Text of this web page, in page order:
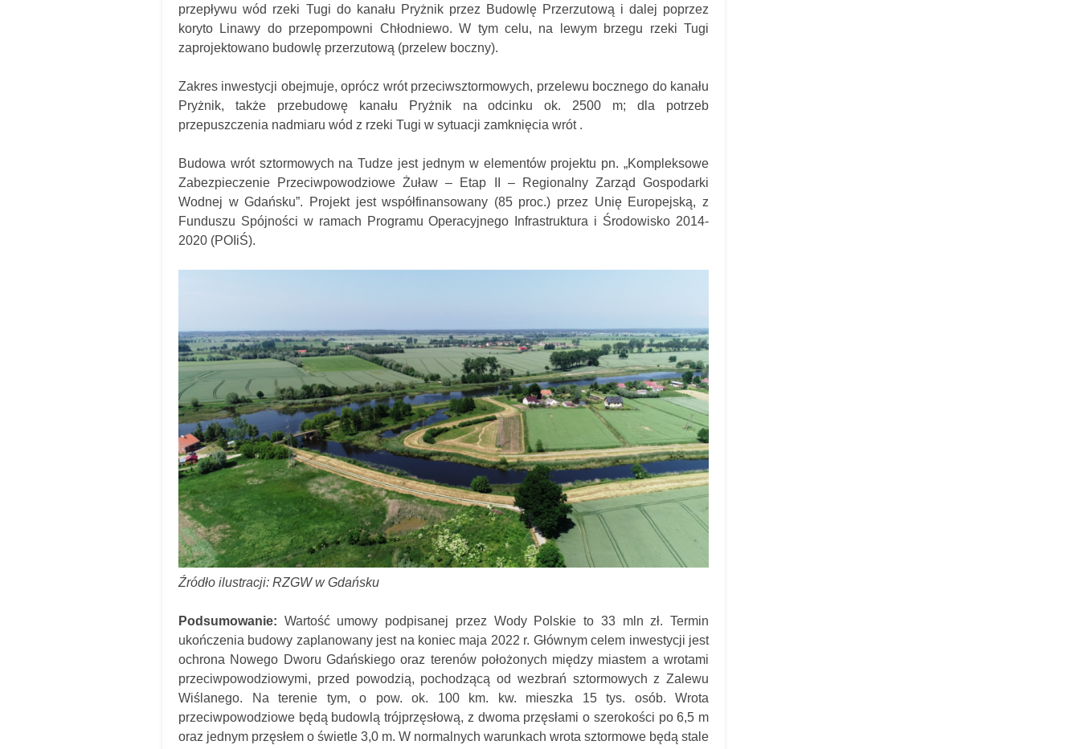
przepływu wód rzeki Tugi do kanału Pryżnik przez Budowlę Przerzutową i dalej poprzez
koryto Linawy do przepompowni Chłodniewo. W tym celu, na lewym brzegu rzeki Tugi
zaprojektowano budowlę przerzutową (przelew boczny).
Zakres inwestycji obejmuje, oprócz wrót przeciwsztormowych, przelewu bocznego do kanału
Pryżnik, także przebudowę kanału Pryżnik na odcinku ok. 2500 m; dla potrzeb
przepuszczenia nadmiaru wód z rzeki Tugi w sytuacji zamknięcia wrót .
Budowa wrót sztormowych na Tudze jest jednym w elementów projektu pn. „Kompleksowe
Zabezpieczenie Przeciwpowodziowe Żuław – Etap II – Regionalny Zarząd Gospodarki
Wodnej w Gdańsku”. Projekt jest współfinansowany (85 proc.) przez Unię Europejską, z
Funduszu Spójności w ramach Programu Operacyjnego Infrastruktura i Środowisko 2014-
2020 (POIiŚ).
Źródło ilustracji: RZGW w Gdańsku
Podsumowanie: Wartość umowy podpisanej przez Wody Polskie to 33 mln zł. Termin
ukończenia budowy zaplanowany jest na koniec maja 2022 r. Głównym celem inwestycji jest
ochrona Nowego Dworu Gdańskiego oraz terenów położonych między miastem a wrotami
przeciwpowodziowymi, przed powodzią, pochodzącą od wezbrań sztormowych z Zalewu
Wiślanego. Na terenie tym, o pow. ok. 100 km. kw. mieszka 15 tys. osób. Wrota
przeciwpowodziowe będą budowlą trójprzęsłową, z dwoma przęsłami o szerokości po 6,5 m
oraz jednym przęsłem o świetle 3,0 m. W normalnych warunkach wrota sztormowe będą stale